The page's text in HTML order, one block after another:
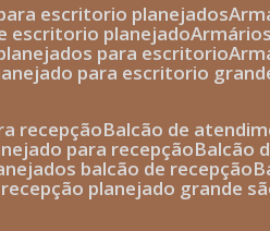
escritorio planejados
escritorio planejado
para escritorio
para escritorio
recepção
balcão de
para recepção balcão
balcão de recepção
recepção planejado grande